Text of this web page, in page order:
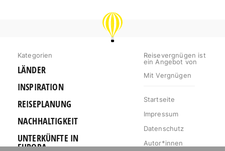
REISEVERGNÜGEN
Kategorien
LÄNDER
INSPIRATION
REISEPLANUNG
NACHHALTIGKEIT
UNTERKÜNFTE IN
EUROPA
Reisevergnügen ist
ein Angebot von
Mit Vergnügen
Startseite
Impressum
Datenschutz
Autor*innen